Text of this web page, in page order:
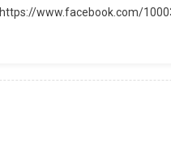
https://www.facebook.com/